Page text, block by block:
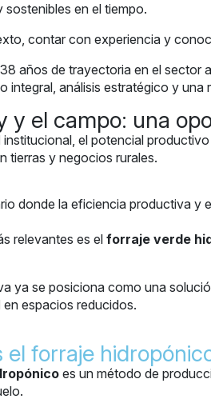
sostenibles en el tiempo.
contar con experiencia y
años de trayectoria en el sector
integral, análisis estratégico y
y el campo: una
institucional, el potencial
tierras y negocios rurales.
donde la eficiencia productiva y
relevantes es el forraje verde
ya se posiciona como una
espacios reducidos.
el forraje
es un método de